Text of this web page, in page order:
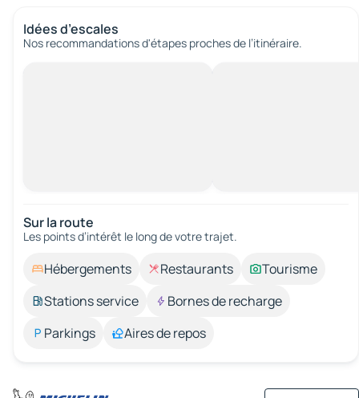
Idées d’escales
Nos recommandations d'étapes proches de l’itinéraire.
Sur la route
Les points d’intérêt le long de votre trajet.
Hébergements Restaurants
Tourisme
Stations service
Bornes de recharge
Parkings
Aires de repos